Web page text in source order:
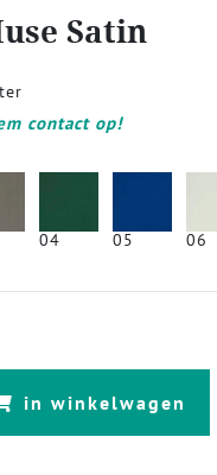
Satin
contact op!
04 05 06
in winkelwagen